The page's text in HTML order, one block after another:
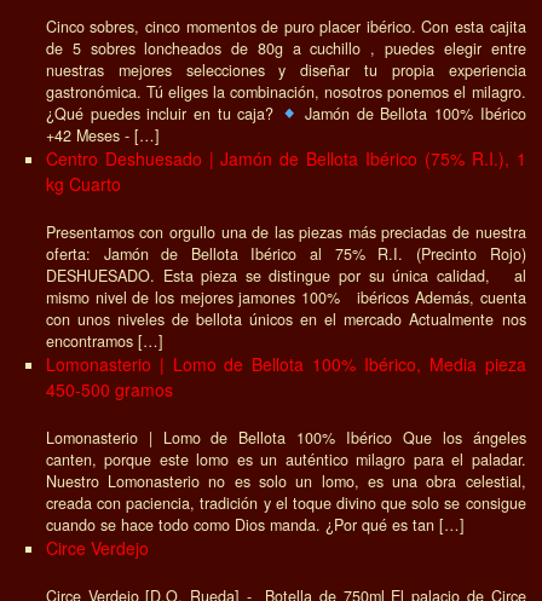
Cinco sobres, cinco momentos de puro placer ibérico. Con esta cajita
de 5 sobres loncheados de 80g a cuchillo , puedes elegir entre
nuestras mejores selecciones y diseñar tu propia experiencia
gastronómica. Tú eliges la combinación, nosotros ponemos el milagro.
¿Qué puedes incluir en tu caja?
Jamón de Bellota 100% Ibérico
+42 Meses - […]
Centro Deshuesado | Jamón de Bellota Ibérico (75% R.I.), 1
kg Cuarto
Presentamos con orgullo una de las piezas más preciadas de nuestra
oferta: Jamón de Bellota Ibérico al 75% R.I. (Precinto Rojo)
DESHUESADO. Esta pieza se distingue por su única calidad, al
mismo nivel de los mejores jamones 100% ibéricos Además, cuenta
con unos niveles de bellota únicos en el mercado Actualmente nos
encontramos […]
Lomonasterio | Lomo de Bellota 100% Ibérico, Media pieza
450-500 gramos
Lomonasterio | Lomo de Bellota 100% Ibérico Que los ángeles
canten, porque este lomo es un auténtico milagro para el paladar.
Nuestro Lomonasterio no es solo un lomo, es una obra celestial,
creada con paciencia, tradición y el toque divino que solo se consigue
cuando se hace todo como Dios manda. ¿Por qué es tan […]
Circe Verdejo
Circe Verdejo [D.O. Rueda] - Botella de 750ml El palacio de Circe